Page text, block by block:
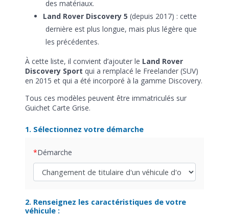
des matériaux.
Land Rover Discovery 5 (depuis 2017) : cette
dernière est plus longue, mais plus légère que
les précédentes.
À cette liste, il convient d’ajouter le Land Rover
Discovery Sport qui a remplacé le Freelander (SUV)
en 2015 et qui a été incorporé à la gamme Discovery.
Tous ces modèles peuvent être immatriculés sur
Guichet Carte Grise.
1. Sélectionnez votre démarche
Démarche
2. Renseignez les caractéristiques de votre
véhicule :